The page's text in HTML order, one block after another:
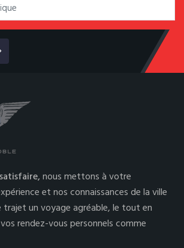
nous mettons à votre
et nos connaissances de la ville
un voyage agréable, le tout en
rendez-vous personnels comme